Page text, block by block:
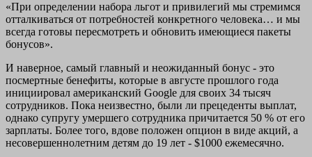
«При определении набора льгот и привилегий мы стремимся
отталкиваться от потребностей конкретного человека… и мы
всегда готовы пересмотреть и обновить имеющиеся пакеты
бонусов».
И наверное, самый главный и неожиданный бонус - это
посмертные бенефиты, которые в августе прошлого года
инициировал американский Google для своих 34 тысяч
сотрудников. Пока неизвестно, были ли прецеденты выплат,
однако супругу умершего сотрудника причитается 50 % от его
зарплаты. Более того, вдове положен опцион в виде акций, а
несовершеннолетним детям до 19 лет - $1000 ежемесячно.